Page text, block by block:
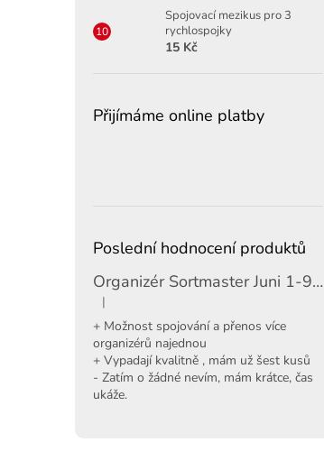
Spojovací mezikus pro 3
rychlospojky
15 Kč
Přijímáme online platby
Poslední hodnocení produktů
Organizér Sortmaster Juni 1-97-483
Hodnocení produktu je 5 z 5 hvězdiček.
|
+ Možnost spojování a přenos více
organizérů najednou
+ Vypadají kvalitně , mám už šest kusů
- Zatím o žádné nevím, mám krátce, čas
ukáže.